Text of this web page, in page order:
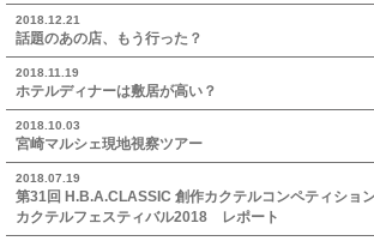
2018.12.21
話題のあの店、もう行った？
2018.11.19
ホテルディナーは敷居が高い？
2018.10.03
宮崎マルシェ現地視察ツアー
2018.07.19
第31回 H.B.A.CLASSIC 創作カクテルコンペティショ
カクテルフェスティバル2018 レポート